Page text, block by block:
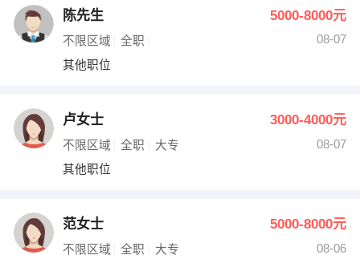
陈先生 5000-8000元
不限区域 全职
08-07
其他职位
卢女士 3000-4000元
不限区域 全职 大专
08-07
其他职位
范女士 5000-8000元
不限区域 全职 大专
08-06